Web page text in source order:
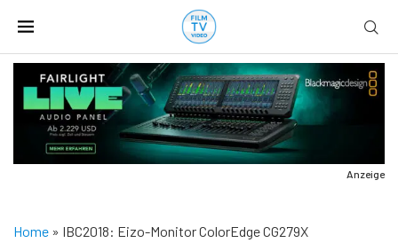
Anzeige
Home » IBC2018: Eizo-Monitor ColorEdge CG279X